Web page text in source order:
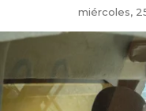
miércoles,